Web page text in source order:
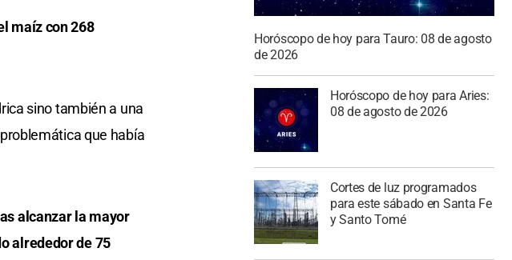
maíz con 268
sino también a una
que había
alcanzar la mayor
alrededor de 75
Horóscopo de hoy para Tauro: 08 de agosto
de 2026
Horóscopo de hoy para Aries:
08 de agosto de 2026
Cortes de luz programados
para este sábado en Santa Fe
y Santo Tomé